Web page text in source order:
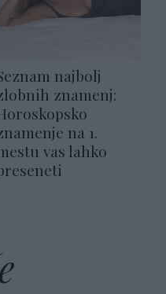
najbolj
znamenj:
na 1.
vas lahko